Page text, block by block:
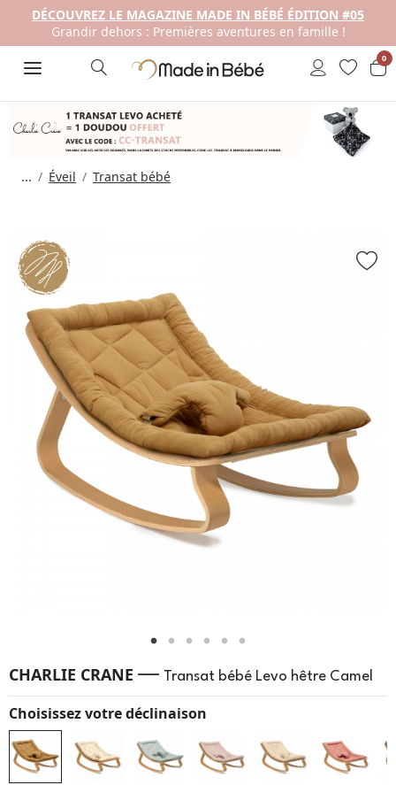
DÉCOUVREZ LE MAGAZINE MADE IN BÉBÉ ÉDITION #05
Grandir dehors : Premières aventures en famille !
0
... Éveil Transat bébé
CHARLIE CRANE — Transat bébé Levo hêtre Camel
Choisissez votre déclinaison